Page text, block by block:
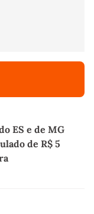
ES e de MG
de R$ 5